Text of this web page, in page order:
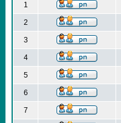
1
2
3
4
5
6
7